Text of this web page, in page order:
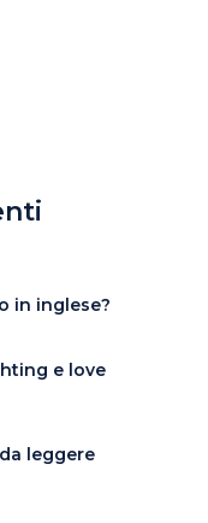
in inglese?
e love
leggere